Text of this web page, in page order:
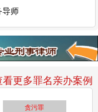
导师
看更多罪名亲办案例
贪污罪